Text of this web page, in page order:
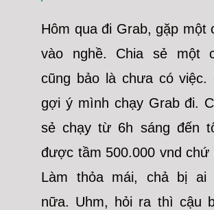
Hôm qua đi Grab, gặp một
vào nghề. Chia sẻ một
cũng bảo là chưa có việc.
gợi ý mình chạy Grab đi.
sẻ chạy từ 6h sáng đến
được tầm 500.000 vnd chứ
Làm thỏa mái, chả bị ai
nữa. Uhm, hỏi ra thì cậu